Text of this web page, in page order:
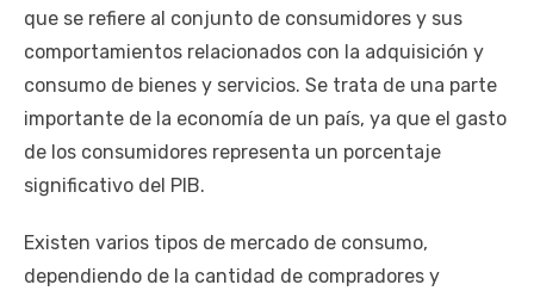
que se refiere al conjunto de consumidores y sus
comportamientos relacionados con la adquisición y
consumo de bienes y servicios. Se trata de una parte
importante de la economía de un país, ya que el gasto
de los consumidores representa un porcentaje
significativo del PIB.
Existen varios tipos de mercado de consumo,
dependiendo de la cantidad de compradores y